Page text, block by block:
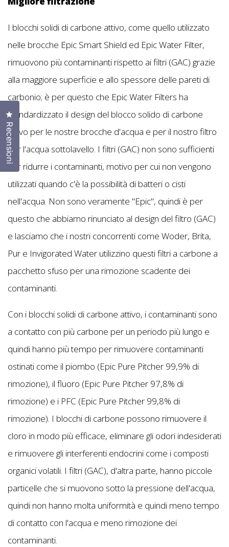
I blocchi solidi di carbone attivo, come quello utilizzato
nelle brocche Epic Smart Shield ed Epic Water Filter,
rimuovono più contaminanti rispetto ai filtri (GAC) grazie
alla maggiore superficie e allo spessore delle pareti di
carbonio; è per questo che Epic Water Filters ha
standardizzato il design del blocco solido di carbone
attivo per le nostre brocche d'acqua e per il nostro filtro
per l'acqua sottolavello. I filtri (GAC) non sono sufficienti
per ridurre i contaminanti, motivo per cui non vengono
utilizzati quando c'è la possibilità di batteri o cisti
nell'acqua. Non sono veramente "Epic", quindi è per
questo che abbiamo rinunciato al design del filtro (GAC)
e lasciamo che i nostri concorrenti come Woder, Brita,
Pur e Invigorated Water utilizzino questi filtri a carbone a
pacchetto sfuso per una rimozione scadente dei
contaminanti.
Con i blocchi solidi di carbone attivo, i contaminanti sono
a contatto con più carbone per un periodo più lungo e
quindi hanno più tempo per rimuovere contaminanti
ostinati come il piombo (Epic Pure Pitcher 99,9% di
rimozione), il fluoro (Epic Pure Pitcher 97,8% di
rimozione) e i PFC (Epic Pure Pitcher 99,8% di
rimozione). I blocchi di carbone possono rimuovere il
cloro in modo più efficace, eliminare gli odori indesiderati
e rimuovere gli interferenti endocrini come i composti
organici volatili. I filtri (GAC), d'altra parte, hanno piccole
particelle che si muovono sotto la pressione dell'acqua,
quindi non hanno molta uniformità e quindi meno tempo
di contatto con l'acqua e meno rimozione dei
contaminanti.
Recensioni
Clicca per aprire la finestra delle recensioni